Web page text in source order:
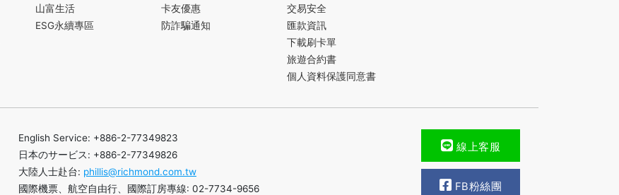
山富生活
ESG永續專區
卡友優惠
防詐騙通知
交易安全
匯款資訊
下載刷卡單
旅遊合約書
個人資料保護同意書
English Service: +886-2-77349823
日本のサービス: +886-2-77349826
大陸人士赴台: phillis@richmond.com.tw
國際機票、航空自由行、國際訂房專線: 02-7734-9656
線上客服
FB粉絲團